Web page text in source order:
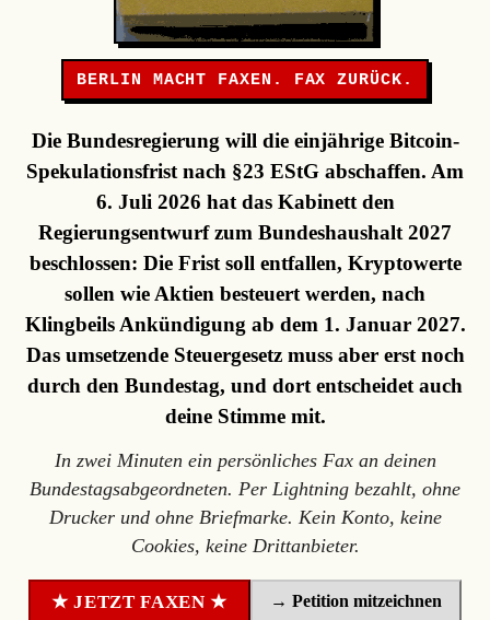
BERLIN MACHT FAXEN. FAX ZURÜCK.
Die Bundesregierung will die einjährige Bitcoin-
Spekulationsfrist nach §23 EStG abschaffen. Am
6. Juli 2026 hat das Kabinett den
Regierungsentwurf zum Bundeshaushalt 2027
beschlossen: Die Frist soll entfallen, Kryptowerte
sollen wie Aktien besteuert werden, nach
Klingbeils Ankündigung ab dem 1. Januar 2027.
Das umsetzende Steuergesetz muss aber erst noch
durch den Bundestag, und dort entscheidet auch
deine Stimme mit.
In zwei Minuten ein persönliches Fax an deinen
Bundestagsabgeordneten. Per Lightning bezahlt, ohne
Drucker und ohne Briefmarke. Kein Konto, keine
Cookies, keine Drittanbieter.
★ JETZT FAXEN ★ → Petition mitzeichnen